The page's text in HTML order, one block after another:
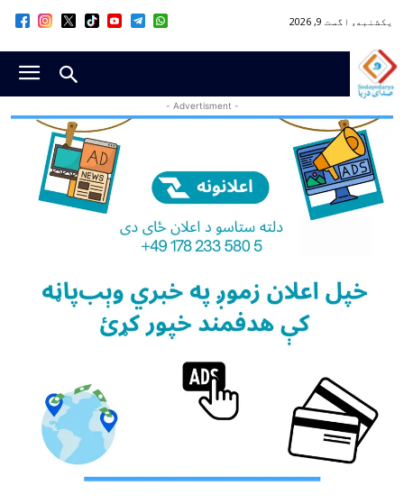
یکشنبه, اگست 9, 2026
- Advertisment -